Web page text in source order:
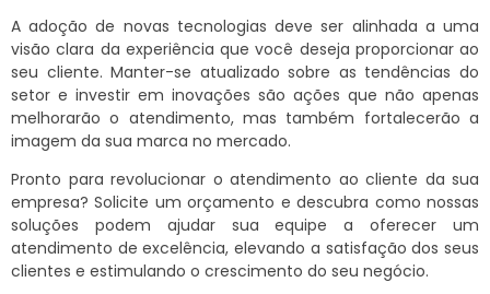
A adoção de novas tecnologias deve ser alinhada a uma
visão clara da experiência que você deseja proporcionar ao
seu cliente. Manter-se atualizado sobre as tendências do
setor e investir em inovações são ações que não apenas
melhorarão o atendimento, mas também fortalecerão a
imagem da sua marca no mercado.
Pronto para revolucionar o atendimento ao cliente da sua
empresa? Solicite um orçamento e descubra como nossas
soluções podem ajudar sua equipe a oferecer um
atendimento de excelência, elevando a satisfação dos seus
clientes e estimulando o crescimento do seu negócio.